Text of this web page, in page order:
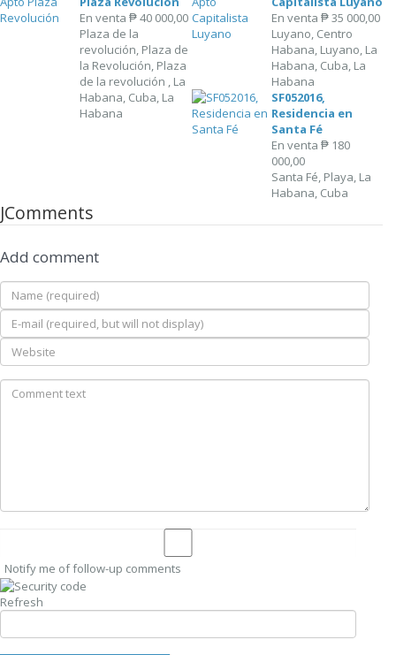
En venta₱ 40 000,00
Plaza de la
revolución, Plaza de
la Revolución, Plaza
de la revolución , La
Habana, Cuba, La
Habana
En venta ₱ 35 000,00
Luyano, Centro
Habana, Luyano, La
Habana, Cuba, La
Habana
SF052016,
Residencia en
Santa Fé
En venta ₱ 180
000,00
Santa Fé, Playa, La
Habana, Cuba
JComments
Add comment
Notify me of follow-up comments
Refresh